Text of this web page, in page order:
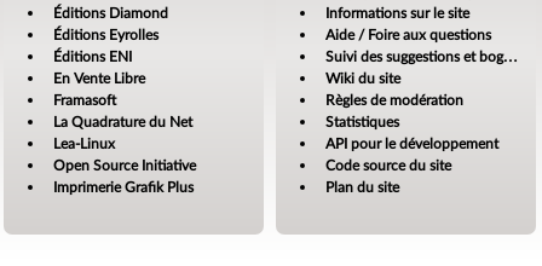
Éditions Diamond
Éditions Eyrolles
Éditions ENI
En Vente Libre
Framasoft
La Quadrature du Net
Lea-Linux
Open Source Initiative
Imprimerie Grafik Plus
Informations sur le site
Aide / Foire aux questions
Suivi des suggestions et bogues
Wiki du site
Règles de modération
Statistiques
API pour le développement
Code source du site
Plan du site